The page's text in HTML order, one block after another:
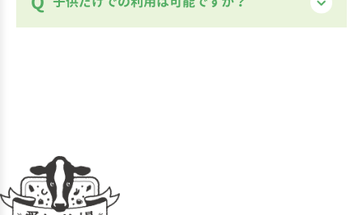
・建物内や各施設への立ち入りはできませ
ん。
>商業撮影について
いるお客様に当たり、ケガなどのトラブル
のお子様のみではご利用できない施設もご
ざいますので、ご了承ください。